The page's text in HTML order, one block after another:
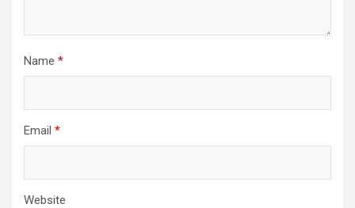
Name *
Email *
Website